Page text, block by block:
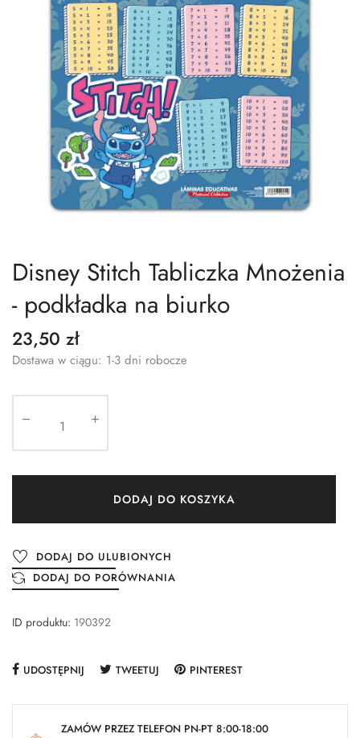
Disney Stitch Tabliczka Mnożenia
- podkładka na biurko
23,50 zł
Dostawa w ciągu: 1-3 dni robocze
DODAJ DO KOSZYKA
DODAJ DO ULUBIONYCH
DODAJ DO PORÓWNANIA
ID produktu: 190392
UDOSTĘPNIJ TWEETUJ PINTEREST
ZAMÓW PRZEZ TELEFON PN-PT 8:00-18:00